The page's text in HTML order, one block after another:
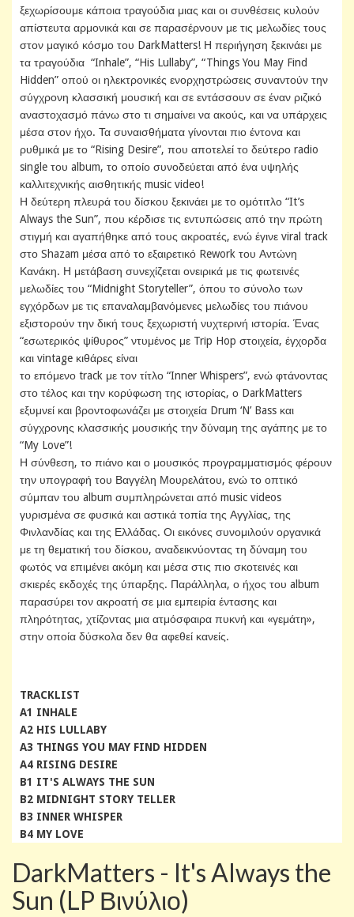
ξεχωρίσουμε κάποια τραγούδια μιας και οι συνθέσεις κυλούν
απίστευτα αρμονικά και σε παρασέρνουν με τις μελωδίες τους
στον μαγικό κόσμο του DarkMatters! Η περιήγηση ξεκινάει με
τα τραγούδια “Inhale”, “His Lullaby”, “Things You May Find
Hidden” οπού οι ηλεκτρονικές ενορχηστρώσεις συναντούν την
σύγχρονη κλασσική μουσική και σε εντάσσουν σε έναν ριζικό
αναστοχασμό πάνω στο τι σημαίνει να ακούς, και να υπάρχεις
μέσα στον ήχο. Τα συναισθήματα γίνονται πιο έντονα και
ρυθμικά με το “Rising Desire”, που αποτελεί το δεύτερο radio
single του album, το οποίο συνοδεύεται από ένα υψηλής
καλλιτεχνικής αισθητικής music video!
Η δεύτερη πλευρά του δίσκου ξεκινάει με το ομότιτλο “It’s
Always the Sun”, που κέρδισε τις εντυπώσεις από την πρώτη
στιγμή και αγαπήθηκε από τους ακροατές, ενώ έγινε viral track
στο Shazam μέσα από το εξαιρετικό Rework του Αντώνη
Κανάκη. Η μετάβαση συνεχίζεται ονειρικά με τις φωτεινές
μελωδίες του “Midnight Storyteller”, όπου το σύνολο των
εγχόρδων με τις επαναλαμβανόμενες μελωδίες του πιάνου
εξιστορούν την δική τους ξεχωριστή νυχτερινή ιστορία. Ένας
“εσωτερικός ψίθυρος” ντυμένος με Trip Hop στοιχεία, έγχορδα
και vintage κιθάρες είναι
το επόμενο track με τον τίτλο “Inner Whispers”, ενώ φτάνοντας
στο τέλος και την κορύφωση της ιστορίας, ο DarkMatters
εξυμνεί και βροντοφωνάζει με στοιχεία Drum ‘N’ Bass και
σύγχρονης κλασσικής μουσικής την δύναμη της αγάπης με το
“My Love”!
Η σύνθεση, το πιάνο και ο μουσικός προγραμματισμός φέρουν
την υπογραφή του Βαγγέλη Μουρελάτου, ενώ το οπτικό
σύμπαν του album συμπληρώνεται από music videos
γυρισμένα σε φυσικά και αστικά τοπία της Αγγλίας, της
Φινλανδίας και της Ελλάδας. Οι εικόνες συνομιλούν οργανικά
με τη θεματική του δίσκου, αναδεικνύοντας τη δύναμη του
φωτός να επιμένει ακόμη και μέσα στις πιο σκοτεινές και
σκιερές εκδοχές της ύπαρξης. Παράλληλα, ο ήχος του album
παρασύρει τον ακροατή σε μια εμπειρία έντασης και
πληρότητας, χτίζοντας μια ατμόσφαιρα πυκνή και «γεμάτη»,
στην οποία δύσκολα δεν θα αφεθεί κανείς.
TRACKLIST
A1 INHALE
A2 HIS LULLABY
A3 THINGS YOU MAY FIND HIDDEN
A4 RISING DESIRE
B1 IT'S ALWAYS THE SUN
B2 MIDNIGHT STORY TELLER
B3 INNER WHISPER
B4 MY LOVE
DarkMatters - It's Always the
Sun (LP Βινύλιο)